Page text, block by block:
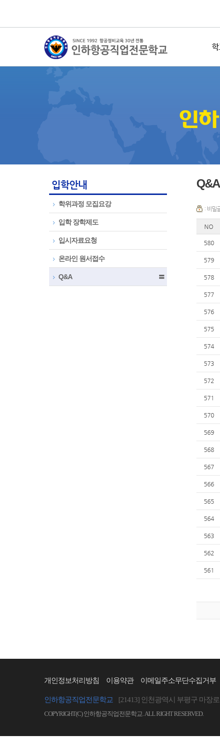
학
입학안내
학위과정 모집요강
입학 장학제도
입시자료요청
온라인 원서접수
Q&A 〓
Q&A
: 비밀
NO
580
579
578
577
576
575
574
573
572
571
570
569
568
567
566
565
564
563
562
561
개인정보처리방침 이용약관 이메일주소무단수집거부
인하항공직업전문학교 [21413] 인천광역시 부평구 마장
COPYRIGHT(C) 인하항공직업전문학교. ALL RIGHT RESERVED.